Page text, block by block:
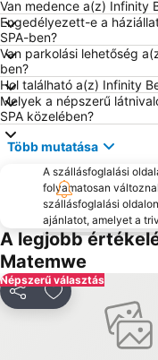
Van medence a(z) Infinity
Engedélyezett-e a
SPA-ben?
Van parkolási lehetőség
ben?
Hol található a(z) Infinity
Melyek a népszerű
SPA közelében?
Több mutatása
A szállásfoglalási
folyamatosan
szállásfoglalási
ajánlatot, amelyet a
A legjobb
Matemwe
Népszerű választás
MegosztásHozzáadás a